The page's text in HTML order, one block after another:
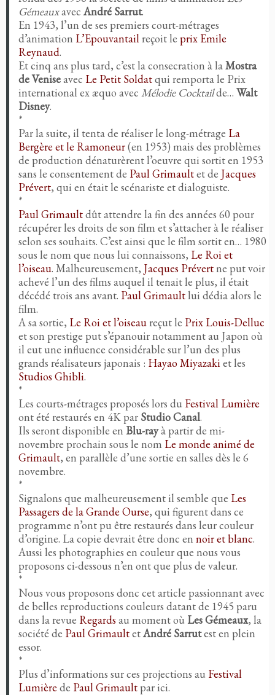
GémeauxavecAndré Sarrut.
En 1943, l’un de ses premiers court-métrages
d’animation L’Epouvantailreçoit le prix Emile
Reynaud.
Et cinq ans plus tard, c’est la consecration à laMostra
de Veniseavec Le Petit Soldatqui remporta le Prix
international ex æquo avec Mélodie Cocktailde… Walt
Disney.
*
Par la suite, il tenta de réaliser le long-métrage La
Bergère et le Ramoneur(en 1953) mais des problèmes
de production dénaturèrent l’oeuvre qui sortit en 1953
sans le consentement de Paul Grimaultet de Jacques
Prévert, qui en était le scénariste et dialoguiste.
*
Paul Grimaultdût attendre la fin des années 60 pour
récupérer les droits de son film et s’attacher à le réaliser
selon ses souhaits. C’est ainsi que le film sortit en… 1980
sous le nom que nous lui connaissons, Le Roi et
l’oiseau. Malheureusement, Jacques Prévertne put voir
achevé l’un des films auquel il tenait le plus, il était
décédé trois ans avant. Paul Grimaultlui dédia alors le
film.
A sa sortie, Le Roi et l’oiseaureçut le Prix Louis-Delluc
et son prestige put s’épanouir notamment au Japon où
il eut une influence considérable sur l’un des plus
grands réalisateurs japonais : Hayao Miyazakiet les
Studios Ghibli.
*
Les courts-métrages proposés lors du Festival Lumière
ont été restaurés en 4K par Studio Canal.
Ils seront disponible en Blu-rayà partir de mi-
novembre prochain sous le nom Le monde animé de
Grimault, en parallèle d’une sortie en salles dès le 6
novembre.
*
Signalons que malheureusement il semble que Les
Passagers de la Grande Ourse, qui figurent dans ce
programme n’ont pu être restaurés dans leur couleur
d’origine. La copie devrait être donc en noir et blanc.
Aussi les photographies en couleur que nous vous
proposons ci-dessous n’en ont que plus de valeur.
*
Nous vous proposons donc cet article passionnant avec
de belles reproductions couleurs datant de 1945 paru
dans la revue Regards au moment où Les Gémeaux, la
société de Paul GrimaultetAndré Sarrutest en plein
essor.
*
Plus d’informations sur ces projections au Festival
Lumière de Paul Grimault par ici.